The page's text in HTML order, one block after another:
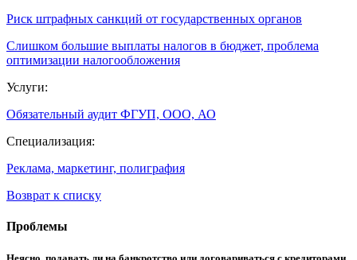
Риск штрафных санкций от государственных органов
Слишком большие выплаты налогов в бюджет, проблема
оптимизации налогообложения
Услуги:
Обязательный аудит ФГУП, ООО, АО
Специализация:
Реклама, маркетинг, полиграфия
Возврат к списку
Проблемы